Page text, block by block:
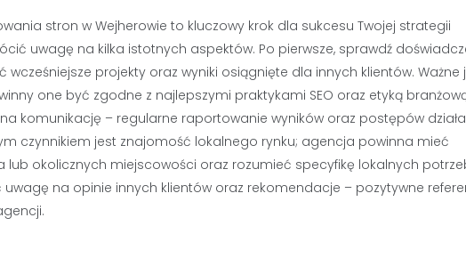
stron w Wejherowie to kluczowy krok dla sukcesu Twojej strategii
uwagę na kilka istotnych aspektów. Po pierwsze, sprawdź
projekty oraz wyniki osiągnięte dla innych klientów. Ważne
one być zgodne z najlepszymi praktykami SEO oraz etyką
komunikację – regularne raportowanie wyników oraz postępów
czynnikiem jest znajomość lokalnego rynku; agencja powinna mieć
lub okolicznych miejscowości oraz rozumieć specyfikę lokalnych
na opinie innych klientów oraz rekomendacje – pozytywne